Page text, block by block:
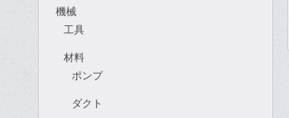
機械
工具
材料
ポンプ
ダクト